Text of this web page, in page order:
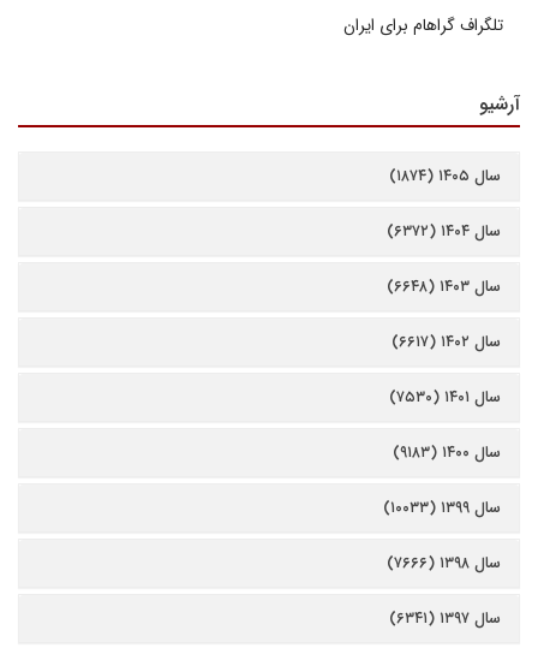
تلگراف گراهام برای ایران
آرشیو
سال ۱۴۰۵ (۱۸۷۴)
سال ۱۴۰۴ (۶۳۷۲)
سال ۱۴۰۳ (۶۶۴۸)
سال ۱۴۰۲ (۶۶۱۷)
سال ۱۴۰۱ (۷۵۳۰)
سال ۱۴۰۰ (۹۱۸۳)
سال ۱۳۹۹ (۱۰۰۳۳)
سال ۱۳۹۸ (۷۶۶۶)
سال ۱۳۹۷ (۶۳۴۱)